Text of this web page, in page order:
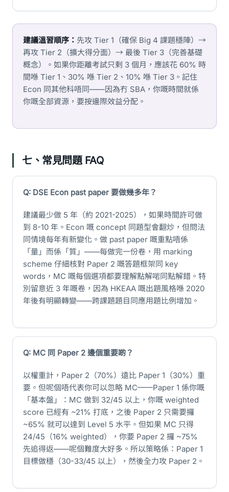
建議溫習順序： 先攻 Tier 1（確保 Big 4 課題穩陣）→
再攻 Tier 2（擴大得分面）→ 最後 Tier 3（完善基礎
概念）。如果你距離考試只剩 3 個月，應該花 60% 時
間喺 Tier 1、30% 喺 Tier 2、10% 喺 Tier 3。記住
Econ 同其他科唔同——因為冇 SBA，你嘅時間就係
你嘅全部資源，要按邊際效益分配。
七、常見問題 FAQ
Q: DSE Econ past paper 要做幾多年？
建議最少做 5 年（約 2021-2025），如果時間許可做
到 8-10 年。Econ 嘅 concept 同題型會翻炒，但問法
同情境每年有新變化。做 past paper 嘅重點唔係
「量」而係「質」——每做完一份卷，用 marking
scheme 仔細核對 Paper 2 嘅答題框架同 key
words，MC 嘅每個選項都要理解點解啱同點解錯。特
別留意近 3 年嘅卷，因為 HKEAA 嘅出題風格喺 2020
年後有明顯轉變——跨課題題目同應用題比例增加。
Q: MC 同 Paper 2 邊個重要啲？
以權重計，Paper 2（70%）遠比 Paper 1（30%）重
要。但呢個唔代表你可以忽略 MC——Paper 1 係你嘅
「基本盤」：MC 做到 32/45 以上，你嘅 weighted
score 已經有 ~21% 打底，之後 Paper 2 只需要攞
~65% 就可以達到 Level 5 水平。但如果 MC 只得
24/45（16% weighted），你要 Paper 2 攞 ~75%
先追得返——呢個難度大好多。所以策略係：Paper 1
目標做穩（30-33/45 以上），然後全力攻 Paper 2。